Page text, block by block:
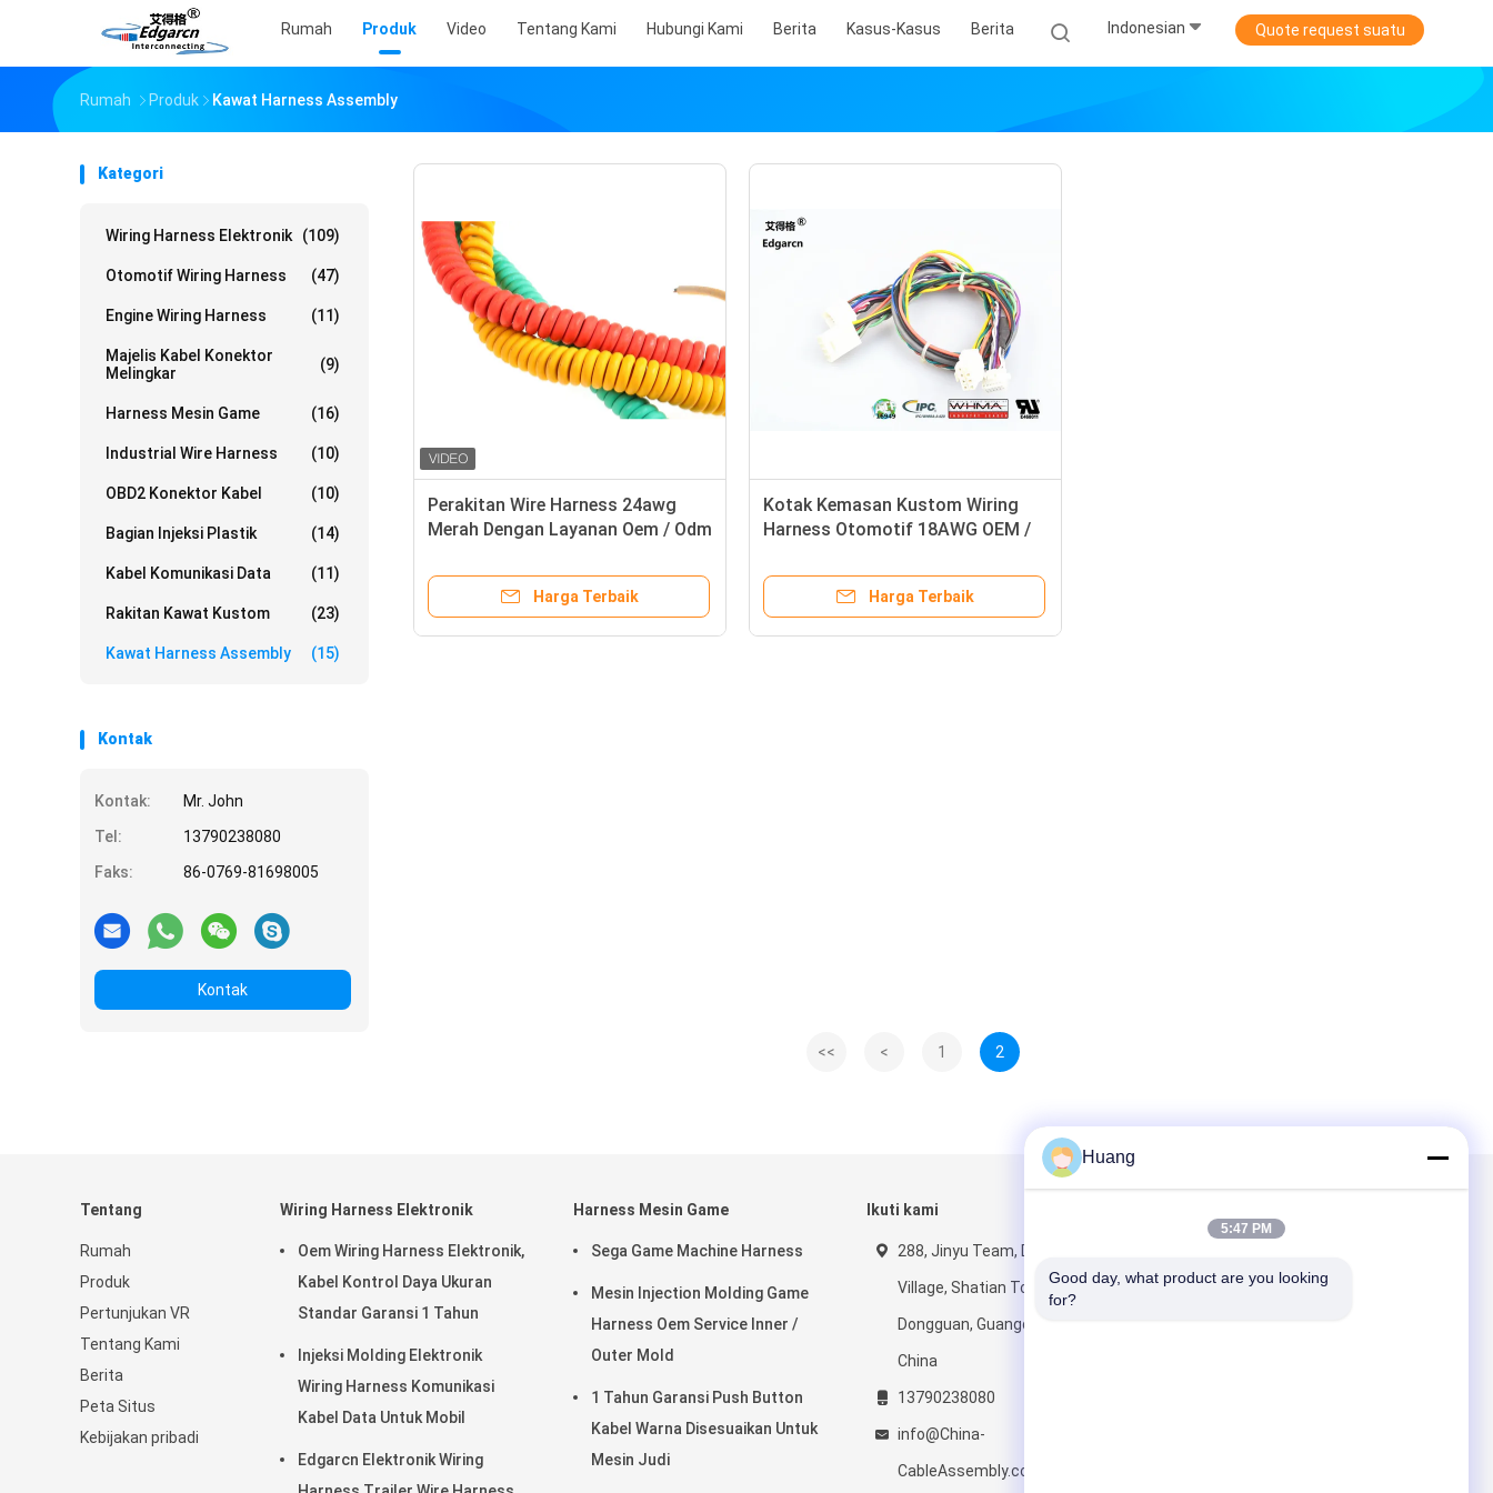
Rumah Produk Video Tentang Kami Hubungi Kami Berita Kasus-Kasus Berita Indonesian Quote request suatu
Rumah Produk Kawat Harness Assembly
Kategori
Wiring Harness Elektronik (109)
Otomotif Wiring Harness (47)
Engine Wiring Harness (11)
Majelis Kabel Konektor
Melingkar
(9)
Harness Mesin Game (16)
Industrial Wire Harness (10)
OBD2 Konektor Kabel (10)
Bagian Injeksi Plastik (14)
Kabel Komunikasi Data (11)
Rakitan Kawat Kustom (23)
Kawat Harness Assembly (15)
Kontak
Kontak:
Mr. John
Tel:
13790238080
Faks:
86-0769-81698005
Kontak
Perakitan Wire Harness 24awg
Merah Dengan Layanan Oem / Odm
Harga Terbaik
Kotak Kemasan Kustom Wiring
Harness Otomotif 18AWG OEM /
Harga Terbaik
<< < 1 2
Tentang
Rumah
Produk
Pertunjukan VR
Tentang Kami
Berita
Peta Situs
Kebijakan pribadi
Wiring Harness Elektronik
Oem Wiring Harness Elektronik,
Kabel Kontrol Daya Ukuran
Standar Garansi 1 Tahun
Injeksi Molding Elektronik
Wiring Harness Komunikasi
Kabel Data Untuk Mobil
Edgarcn Elektronik Wiring
Harness Mesin Game
Sega Game Machine Harness
Mesin Injection Molding Game
Harness Oem Service Inner /
Outer Mold
1 Tahun Garansi Push Button
Kabel Warna Disesuaikan Untuk
Mesin Judi
Ikuti kami
288, Jinyu Team, Dani
Village, Shatian Town,
Dongguan, Guangdong,
China
13790238080
info@China-
CableAssembly.com
Huang
5:47 PM
Good day, what product are you looking
for?